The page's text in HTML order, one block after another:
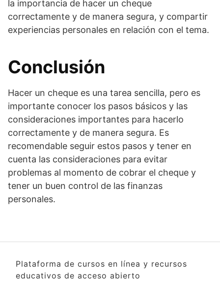
la importancia de hacer un cheque
correctamente y de manera segura, y compartir
experiencias personales en relación con el tema.
Conclusión
Hacer un cheque es una tarea sencilla, pero es
importante conocer los pasos básicos y las
consideraciones importantes para hacerlo
correctamente y de manera segura. Es
recomendable seguir estos pasos y tener en
cuenta las consideraciones para evitar
problemas al momento de cobrar el cheque y
tener un buen control de las finanzas
personales.
Plataforma de cursos en línea y recursos
educativos de acceso abierto